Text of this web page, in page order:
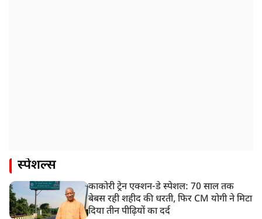
स्पेशल्स
काकोरी ट्रेन एक्शन-डे स्पेशल: 70 साल तक
बेबस रही शहीद की धरती, फिर CM योगी ने मिटा
दिया तीन पीढ़ियों का दर्द